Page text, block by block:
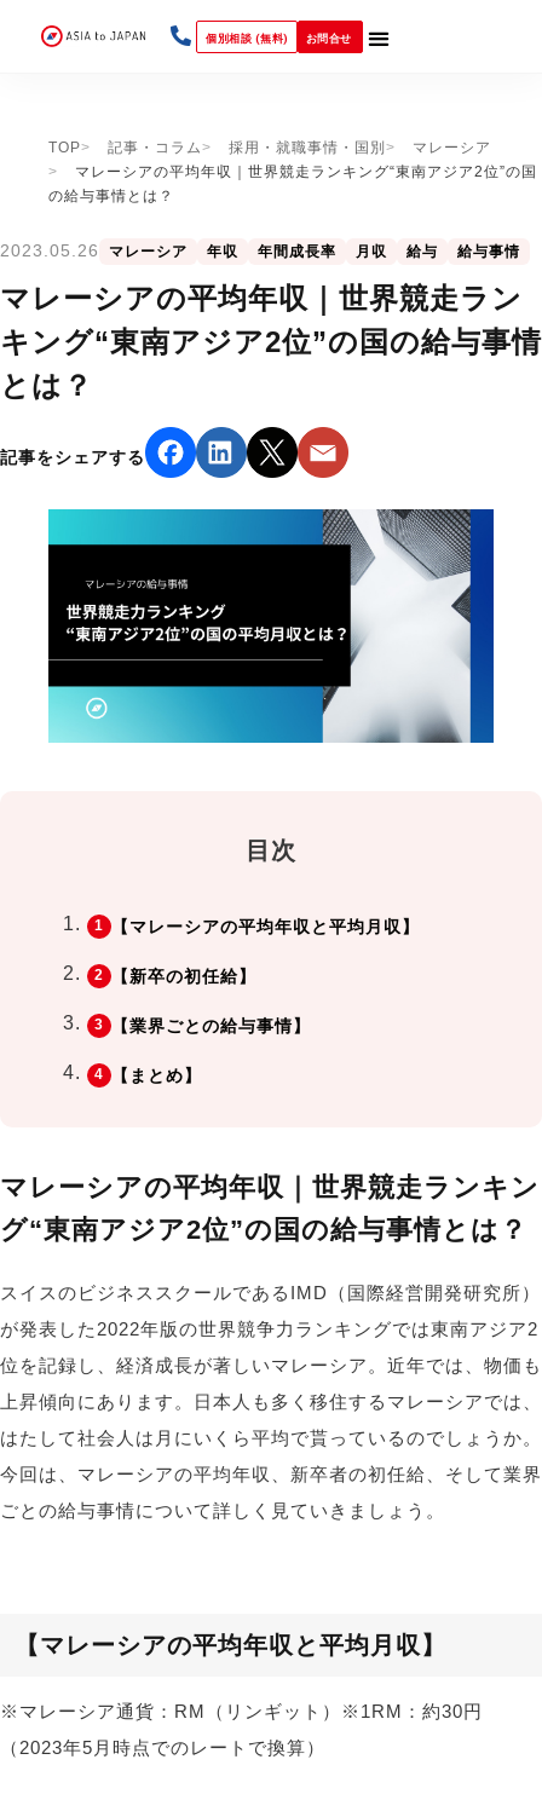
個別相談 (無料) お問合せ
TOP 記事・コラム 採用・就職事情・国別
マレーシア
マレーシアの平均年収｜世界競走ランキング“東南アジア2位”の国
の給与事情とは？
2023.05.26 マレーシア 年収 年間成長率 月収 給与 給与事情
マレーシアの平均年収｜世界競走ラン
キング“東南アジア2位”の国の給与事情
とは？
記事をシェアする
目次
【マレーシアの平均年収と平均月収】
【新卒の初任給】
【業界ごとの給与事情】
【まとめ】
マレーシアの平均年収｜世界競走ランキン
グ“東南アジア2位”の国の給与事情とは？
スイスのビジネススクールであるIMD（国際経営開発研究所）
が発表した2022年版の世界競争力ランキングでは東南アジア2
位を記録し、経済成長が著しいマレーシア。近年では、物価も
上昇傾向にあります。日本人も多く移住するマレーシアでは、
はたして社会人は月にいくら平均で貰っているのでしょうか。
今回は、マレーシアの平均年収、新卒者の初任給、そして業界
ごとの給与事情について詳しく見ていきましょう。
【マレーシアの平均年収と平均月収 】
※マレーシア通貨：RM（リンギット）※1RM：約30円
（2023年5月時点でのレートで換算）